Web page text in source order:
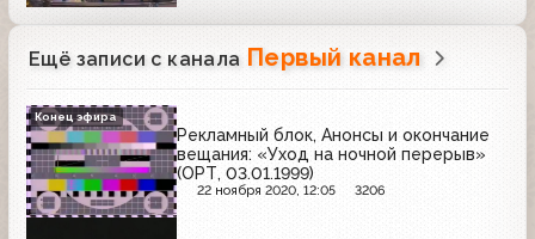
Ещё записи с канала Первый канал
Рекламный блок, Анонсы и окончание
вещания: «Уход на ночной перерыв»
(ОРТ, 03.01.1999)
22 ноября 2020, 12:05 3206
Конец эфира